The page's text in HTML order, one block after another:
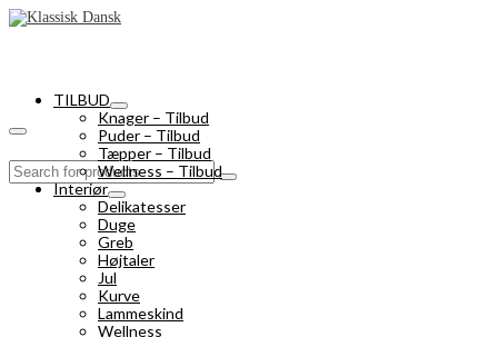
Search
for:
TILBUD
Knager – Tilbud
Puder – Tilbud
Tæpper – Tilbud
Wellness – Tilbud
Interiør
Delikatesser
Duge
Greb
Højtaler
Jul
Kurve
Lammeskind
Wellness